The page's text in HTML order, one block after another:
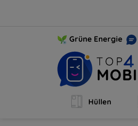
Grüne Energie
Hüllen